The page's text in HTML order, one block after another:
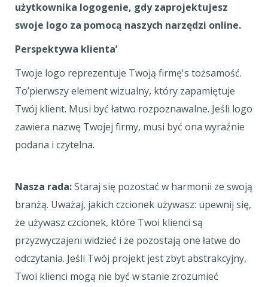
użytkownika logogenie, gdy zaprojektujesz
swoje logo za pomocą naszych narzędzi online.
Perspektywa klienta’
Twoje logo reprezentuje Twoją firmę's tożsamość.
To’pierwszy element wizualny, który zapamiętuje
Twój klient. Musi być łatwo rozpoznawalne. Jeśli logo
zawiera nazwę Twojej firmy, musi być ona wyraźnie
podana i czytelna.
Nasza rada:Staraj się pozostać w harmonii ze swoją
branżą. Uważaj, jakich czcionek używasz: upewnij się,
że używasz czcionek, które Twoi klienci są
przyzwyczajeni widzieć i że pozostają one łatwe do
odczytania. Jeśli Twój projekt jest zbyt abstrakcyjny,
Twoi klienci mogą nie być w stanie zrozumieć